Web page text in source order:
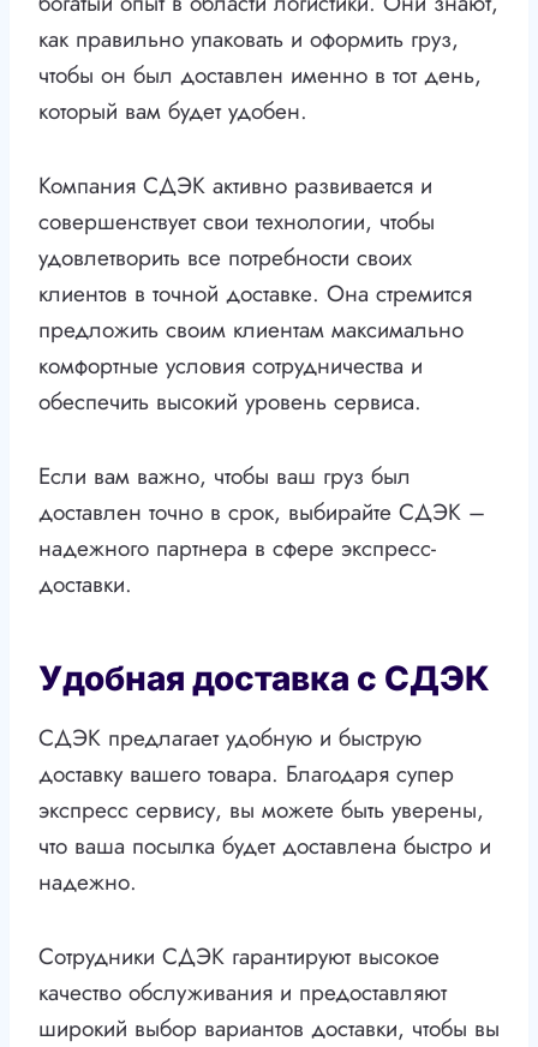
как правильно упаковать и оформить груз,
чтобы он был доставлен именно в тот день,
который вам будет удобен.
Компания СДЭК активно развивается и
совершенствует свои технологии, чтобы
удовлетворить все потребности своих
клиентов в точной доставке. Она стремится
предложить своим клиентам максимально
комфортные условия сотрудничества и
обеспечить высокий уровень сервиса.
Если вам важно, чтобы ваш груз был
доставлен точно в срок, выбирайте СДЭК –
надежного партнера в сфере экспресс-
доставки.
Удобная доставка с СДЭК
СДЭК предлагает удобную и быструю
доставку вашего товара. Благодаря супер
экспресс сервису, вы можете быть уверены,
что ваша посылка будет доставлена быстро и
надежно.
Сотрудники СДЭК гарантируют высокое
качество обслуживания и предоставляют
широкий выбор вариантов доставки, чтобы вы